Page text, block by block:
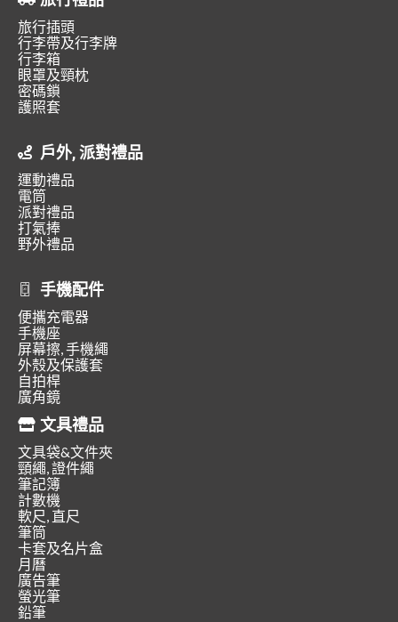
旅行插頭
行李帶及行李牌
行李箱
眼罩及頸枕
密碼鎖
護照套
戶外, 派對禮品
運動禮品
電筒
派對禮品
打氣捧
野外禮品
手機配件
便攜充電器
手機座
屏幕擦, 手機繩
外殼及保護套
自拍桿
廣角鏡
文具禮品
文具袋&文件夾
頸繩, 證件繩
筆記簿
計數機
軟尺, 直尺
筆筒
卡套及名片盒
月曆
廣告筆
螢光筆
鉛筆